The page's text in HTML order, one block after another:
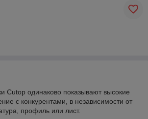
Cutop одинаково показывают высокие
с конкурентами, в независимости от
профиль или лист.